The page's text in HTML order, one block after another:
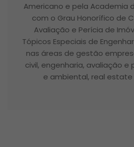
Americano e pela Academia
com o Grau Honorífico de
Avaliação e Perícia de
Tópicos Especiais de
nas áreas de gestão
civil, engenharia, avaliação e
e ambiental, real estate